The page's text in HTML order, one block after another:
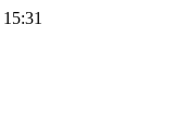
15:31